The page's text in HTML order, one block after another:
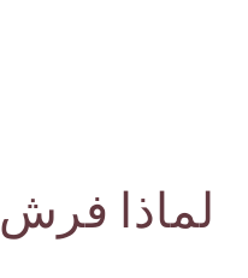
لماذا فرش BS-Mall بالجملة?